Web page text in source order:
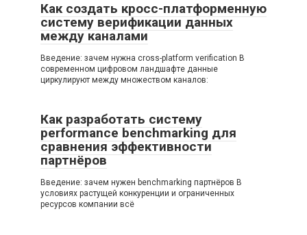
Как создать кросс-платформенную
систему верификации данных
между каналами
Введение: зачем нужна cross-platform verification В
современном цифровом ландшафте данные
циркулируют между множеством каналов:
Как разработать систему
performance benchmarking для
сравнения эффективности
партнёров
Введение: зачем нужен benchmarking партнёров В
условиях растущей конкуренции и ограниченных
ресурсов компании всё